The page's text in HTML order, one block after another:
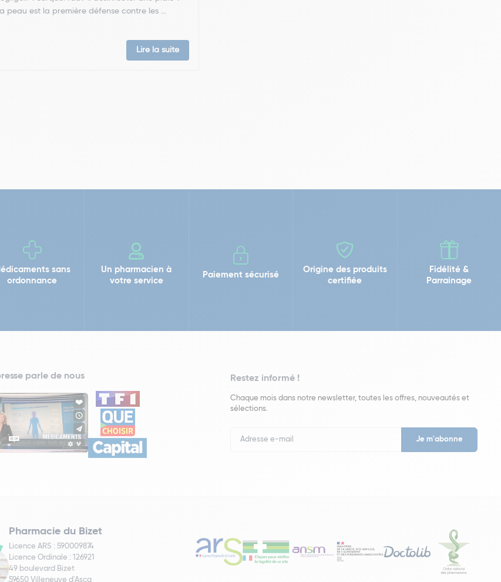
peau est la première défense contre les ...
Lire la suite
sans
ordonnance
Un pharmacien à
votre service
Paiement sécurisé
Origine des produits
certifiée
Fidélité &
Parrainage
parle de nous Restez informé !
Chaque mois dans notre newsletter, toutes les offres, nouveautés et
sélections.
Newsletter
Pharmacie du Bizet
Licence ARS : 590009874
Licence Ordinale : 126921
49 boulevard Bizet
59650 Villeneuve d'Ascq